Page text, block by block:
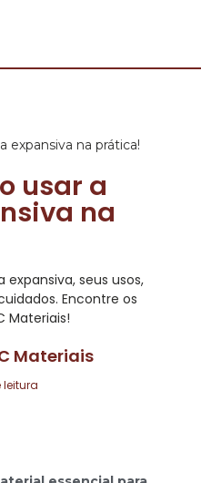
expansiva na prática!
usar a
na
seus usos,
Encontre os
Materiais!
Materiais
leitura